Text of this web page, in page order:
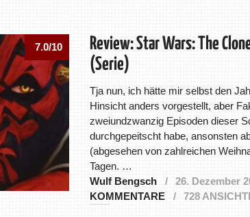
7.0/10
Review: Star Wars: The
(Serie)
Tja nun, ich hätte mir selbst den
Hinsicht anders vorgestellt, aber
zweiundzwanzig Episoden dieser
durchgepeitscht habe, ansonsten
(abgesehen von zahlreichen
Tagen. …
Wulf Bengsch
26. Dezember
KOMMENTARE
728